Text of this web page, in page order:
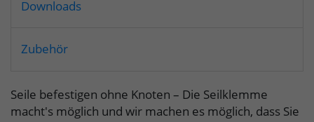
Downloads
Zubehör
Seile befestigen ohne Knoten – Die Seilklemme
macht's möglich und wir machen es möglich, dass Sie